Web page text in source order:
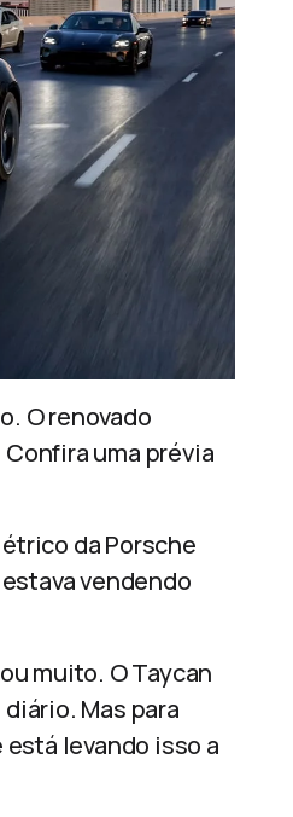
O renovado
uma prévia
da Porsche
vendendo
muito. O Taycan
Mas para
está levando isso a